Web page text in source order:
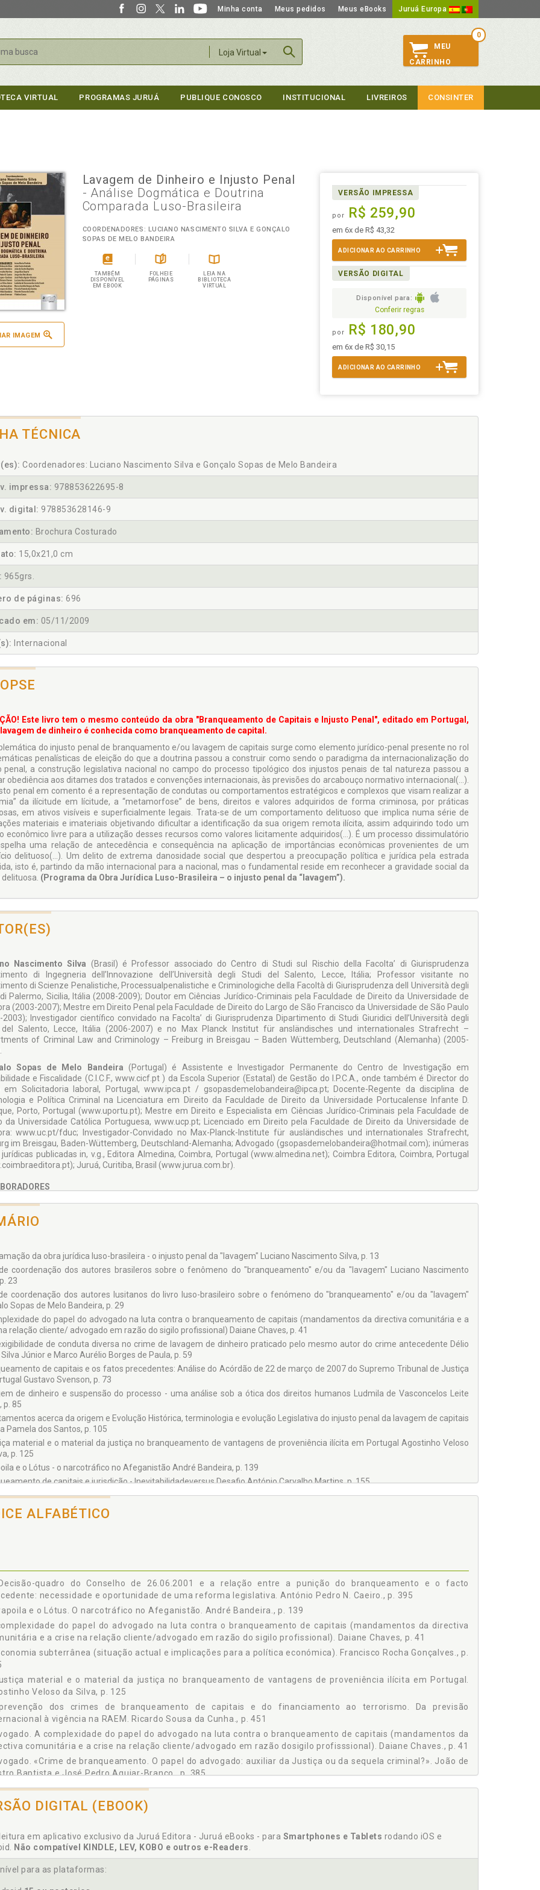
Minha conta Meus pedidos Meus eBooks Juruá Europa
Loja Virtual
0
MEU
CARRINHO
VIRTUAL PROGRAMAS JURUÁ PUBLIQUE CONOSCO INSTITUCIONAL LIVREIROS CONSINTER
IMAGEM
Lavagem de Dinheiro e Injusto Penal
- Análise Dogmática e Doutrina
Comparada Luso-Brasileira
COORDENADORES: LUCIANO NASCIMENTO SILVA E GONÇALO
SOPAS DE MELO BANDEIRA
TAMBÉM
DISPONÍVEL
EM EBOOK
FOLHEIE
PÁGINAS
LEIA NA
BIBLIOTECA
VIRTUAL
VERSÃO IMPRESSA
por R$ 259,90
em 6x de R$ 43,32
ADICIONAR AO CARRINHO
VERSÃO DIGITAL
Disponível para:
Conferir regras
por R$ 180,90
em 6x de R$ 30,15
ADICIONAR AO CARRINHO
TÉCNICA
Coordenadores: Luciano Nascimento Silva e Gonçalo Sopas de Melo Bandeira
v. impressa: 978853622695-8
v. digital: 978853628146-9
Brochura Costurado
15,0x21,0 cm
965grs.
de páginas: 696
em: 05/11/2009
Internacional
Este livro tem o mesmo conteúdo da obra "Branqueamento de Capitais e Injusto Penal", editado em Portugal,
de dinheiro é conhecida como branqueamento de capital.
do injusto penal de branquamento e/ou lavagem de capitais surge como elemento jurídico-penal presente no rol
penalísticas de eleição do que a doutrina passou a construir como sendo o paradigma da internacionalização do
penal, a construção legislativa nacional no campo do processo tipológico dos injustos penais de tal natureza passou a
obediência aos ditames dos tratados e convenções internacionais, às previsões do arcabouço normativo internacional(…).
penal em comento é a representação de condutas ou comportamentos estratégicos e complexos que visam realizar a
da ilícitude em lícitude, a “metamorfose” de bens, direitos e valores adquiridos de forma criminosa, por práticas
em ativos visíveis e superficialmente legais. Trata-se de um comportamento delituoso que implica numa série de
materiais e imateriais objetivando dificultar a identificação da sua origem remota ilícita, assim adquirindo todo um
econômico livre para a utilização desses recursos como valores licitamente adquiridos(…). É um processo dissimulatório
uma relação de antecedência e consequência na aplicação de importâncias econômicas provenientes de um
delituoso(…). Um delito de extrema danosidade social que despertou a preocupação política e jurídica pela estrada
isto é, partindo da mão internacional para a nacional, mas o fundamental reside em reconhecer a gravidade social da
(Programa da Obra Jurídica Luso-Brasileira – o injusto penal da “lavagem”).
Nascimento Silva (Brasil) é Professor associado do Centro di Studi sul Rischio della Facolta’ di Giurisprudenza
di Ingegneria dell’Innovazione dell’Università degli Studi del Salento, Lecce, Itália; Professor visitante no
di Scienze Penalistiche, Processualpenalistiche e Criminologiche della Facoltà di Giurisprudenza dell Università degli
Palermo, Sicilia, Itália (2008-2009); Doutor em Ciências Jurídico-Criminais pela Faculdade de Direito da Universidade de
(2003-2007); Mestre em Direito Penal pela Faculdade de Direito do Largo de São Francisco da Universidade de São Paulo
2003); Investigador científico convidado na Facolta’ di Giurisprudenza Dipartimento di Studi Giuridici dell’Università degli
Salento, Lecce, Itália (2006-2007) e no Max Planck Institut für ansländisches und internationales Strafrecht –
of Criminal Law and Criminology – Freiburg in Breisgau – Baden Wüttemberg, Deutschland (Alemanha) (2005-
Sopas de Melo Bandeira (Portugal) é Assistente e Investigador Permanente do Centro de Investigação em
e Fiscalidade (C.I.C.F., www.cicf.pt ) da Escola Superior (Estatal) de Gestão do I.P.C.A., onde também é Director do
em Solicitadoria laboral, Portugal, www.ipca.pt / gsopasdemelobandeira@ipca.pt; Docente-Regente da disciplina de
e Política Criminal na Licenciatura em Direito da Faculdade de Direito da Universidade Portucalense Infante D.
Porto, Portugal (www.uportu.pt); Mestre em Direito e Especialista em Ciências Jurídico-Criminais pela Faculdade de
da Universidade Católica Portuguesa, www.ucp.pt; Licenciado em Direito pela Faculdade de Direito da Universidade de
www.uc.pt/fduc; Investigador-Convidado no Max-Planck-Institute für ausländisches und internationales Strafrecht,
im Breisgau, Baden-Wüttemberg, Deutschland-Alemanha; Advogado (gsopasdemelobandeira@hotmail.com); inúmeras
jurídicas publicadas in, v.g., Editora Almedina, Coimbra, Portugal (www.almedina.net); Coimbra Editora, Coimbra, Portugal
Juruá, Curitiba, Brasil (www.jurua.com.br).
Sopas de Mello Bandeira – Diplomata/ Portugal
Carvalho Martins – Juiz Desembargador/ Portugal
Chaves – Advogada/ Brasil
Lins e Silva Júnior – Advogado/ Brasil
Rocha Gonçalves – Professor universitário/ Portugal
Marques da Silva – Professor universitário/ Portugal
Sopas de Melo Bandeira – Professor universitário e Advogado/ Portugal
Svenson – Advogado e Mestrando em Ciências Criminais/ Brasil
– Professor Adjunto no Instituto Politécnico do Cavado e do Ave/ Portugal
Andrade – Advogado/ Portugal
Castro Baptista – Advogado/ Portugal
Duarte – Procurador-Adjunto na 1ª Secção do DIAP do Porto/ Portugal
Reis Bravo – Procurador da República/ Portugal
Aguiar-Branco – Advogado e Deputado à Assembleia da República – X Legislatura/ Portugal
Vasconcelos Leite Croch – Advogada/ Brasil
Aurélio Borges de Paula – Advogado/ Brasil
Pamela dos Santos – Advogada Criminalista/ Brasil
Sousa da Cunha – Docente IPCA/ Portugal
Canas – Professor universitário/ Portugal
da obra jurídica luso-brasileira - o injusto penal da "lavagem" Luciano Nascimento Silva, p. 13
coordenação dos autores brasileros sobre o fenômeno do "branqueamento" e/ou da "lavagem" Luciano Nascimento
23
coordenação dos autores lusitanos do livro luso-brasileiro sobre o fenómeno do "branqueamento" e/ou da "lavagem"
Sopas de Melo Bandeira, p. 29
do papel do advogado na luta contra o branqueamento de capitais (mandamentos da directiva comunitária e a
relação cliente/ advogado em razão do sigilo profissional) Daiane Chaves, p. 41
de conduta diversa no crime de lavagem de dinheiro praticado pelo mesmo autor do crime antecedente Délio
Silva Júnior e Marco Aurélio Borges de Paula, p. 59
de capitais e os fatos precedentes: Análise do Acórdão de 22 de março de 2007 do Supremo Tribunal de Justiça
Gustavo Svenson, p. 73
de dinheiro e suspensão do processo - uma análise sob a ótica dos direitos humanos Ludmila de Vasconcelos Leite
p. 85
acerca da origem e Evolução Histórica, terminologia e evolução Legislativa do injusto penal da lavagem de capitais
Pamela dos Santos, p. 105
material e o material da justiça no branqueamento de vantagens de proveniência ilícita em Portugal Agostinho Veloso
p. 125
e o Lótus - o narcotráfico no Afeganistão André Bandeira, p. 139
de capitais e jurisdição - Inevitabilidadeversus Desafio António Carvalho Martins, p. 155
I thème principal 3´la profession d´avocat, un "business" comme un autre?´ "le secret professionnel en europeselon la cour
européenne" "encore LE SECRET professionnel De l’Avocat et la directive … et quelques doutes sans doute! " {congres
bucarest - 29.10/02 de novembro de 2008} Augusto Lopes-Cardoso, p. 193
ao Branqueamento e Capitais e o Financiamento do Terrorismo à luz do "Usa Patriot Act 2001" Irene Maria Portela, p.
considerações sobre a unidade e pluralidade de crimes enquanto problema relevante na análise do crime de
João Costa Andrade, p. 291
de Vantagens de Proveniência Ilícita Jorge Dias Duarte, p. 323
Fiscal e Branqueamento: prejudicialidade e concurso Jorge dos Reis Bravo, p. 351
de branqueamento - o papel do advogado: auxiliar da justiça ou da sequela criminal?" João de Castro Baptista e José
Aguiar-Branco, p. 385
quadro do Conselho, de 26 de junho de 2001, e a relação entre a punição do branqueamento e o facto precedente:
dos Crimes de Branqueamento de Capitais e do Financiamento ao Terrorismo - Da Previsão Internacional à vigência
Ricardo Sousa da Cunha, p. 451
de natureza preventiva contra o branqueamento e o financiamento do terrorismo Vitalino Canas, p. 485
de "Branqueamento" e a Crimin alidade Organizada no Ordenamento Jurídico Português no contexto da União Europeia:
desenvolvimentos e novas conclusões Gonçalo Sopas de Melo Bandeira, p. 555
de Jurisprudência das Secções Criminais do Supremo Tribunal de Justiça de Portugal (STJ), sobre o tipo de ilícito de
de Capitais, p. 669
ALFABÉTICO
quadro do Conselho de 26.06.2001 e a relação entre a punição do branqueamento e o facto
necessidade e oportunidade de uma reforma legislativa. António Pedro N. Caeiro., p. 395
e o Lótus. O narcotráfico no Afeganistão. André Bandeira., p. 139
do papel do advogado na luta contra o branqueamento de capitais (mandamentos da directiva
e a crise na relação cliente/advogado em razão do sigilo profissional). Daiane Chaves, p. 41
subterrânea (situação actual e implicações para a política económica). Francisco Rocha Gonçalves., p.
material e o material da justiça no branqueamento de vantagens de proveniência ilícita em Portugal.
Veloso da Silva, p. 125
dos crimes de branqueamento de capitais e do financiamento ao terrorismo. Da previsão
à vigência na RAEM. Ricardo Sousa da Cunha., p. 451
A complexidade do papel do advogado na luta contra o branqueamento de capitais (mandamentos da
comunitária e a crise na relação cliente/advogado em razão dosigilo profisssional). Daiane Chaves., p. 41
«Crime de branqueamento. O papel do advogado: auxiliar da Justiça ou da sequela criminal?». João de
Baptista e José Pedro Aguiar-Branco., p. 385
Papoila e o Lótus. O narcotráfico no Afeganistão. André Bandeira, p. 139
Veloso da Silva. A justiça material e o material da justiça no branqueamento de vantagens de
ilícitaem Portugal., p. 125
Bandeira. A Papoila e o Lótus. O narcotráfico no Afeganistão., p. 139
Carvalho Martins. Branqueamento de capitais e jurisdição. Inevitabilidade «versus» desafio, p. 155
acerca da origem e evolução histórica terminologia e evolução legislativa do injusto penal da
de capitais. Priscila Pamela dos Santos., p. 105
medidas de natureza preventiva contra o branqueamento e o financiamento do terrorismo. Vitalino Canas, p.
DIGITAL (EBOOK)
em aplicativo exclusivo da Juruá Editora - Juruá eBooks - para Smartphones e Tablets rodando iOS e
Não compatível KINDLE, LEV, KOBO e outros e-Readers.
para as plataformas: